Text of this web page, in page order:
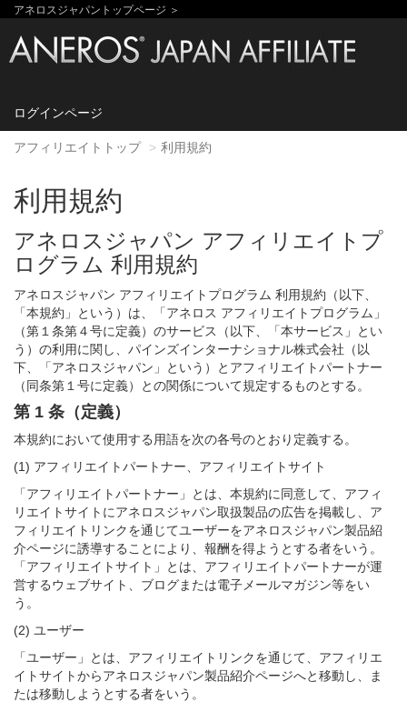
アネロスジャパントップページ ＞
ログインページ
アフィリエイトトップ 利用規約
利用規約
アネロスジャパン アフィリエイトプ
ログラム 利用規約
アネロスジャパン アフィリエイトプログラム 利用規約（以下、
「本規約」という）は、「アネロス アフィリエイトプログラム」
（第１条第４号に定義）のサービス（以下、「本サービス」とい
う）の利用に関し、パインズインターナショナル株式会社（以
下、「アネロスジャパン」という）とアフィリエイトパートナー
（同条第１号に定義）との関係について規定するものとする。
第 1 条（定義）
本規約において使用する用語を次の各号のとおり定義する。
(1) アフィリエイトパートナー、アフィリエイトサイト
「アフィリエイトパートナー」とは、本規約に同意して、アフィ
リエイトサイトにアネロスジャパン取扱製品の広告を掲載し、ア
フィリエイトリンクを通じてユーザーをアネロスジャパン製品紹
介ページに誘導することにより、報酬を得ようとする者をいう。
「アフィリエイトサイト」とは、アフィリエイトパートナーが運
営するウェブサイト、ブログまたは電子メールマガジン等をい
う。
(2) ユーザー
「ユーザー」とは、アフィリエイトリンクを通じて、アフィリエ
イトサイトからアネロスジャパン製品紹介ページへと移動し、ま
たは移動しようとする者をいう。